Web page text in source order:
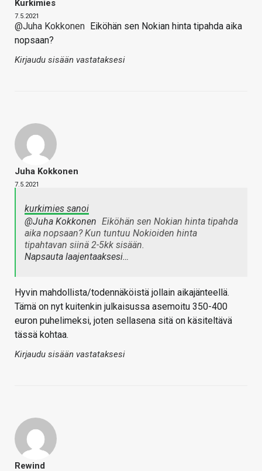
Kurkimies
7.5.2021
@Juha Kokkonen Eiköhän sen Nokian hinta tipahda aika
nopsaan?
Kirjaudu sisään vastataksesi
Juha Kokkonen
7.5.2021
kurkimies sanoi
@Juha Kokkonen Eiköhän sen Nokian hinta tipahda
aika nopsaan? Kun tuntuu Nokioiden hinta
tipahtavan siinä 2-5kk sisään.
Napsauta laajentaaksesi…
Hyvin mahdollista/todennäköistä jollain aikajänteellä.
Tämä on nyt kuitenkin julkaisussa asemoitu 350-400
euron puhelimeksi, joten sellasena sitä on käsiteltävä
tässä kohtaa.
Kirjaudu sisään vastataksesi
Rewind